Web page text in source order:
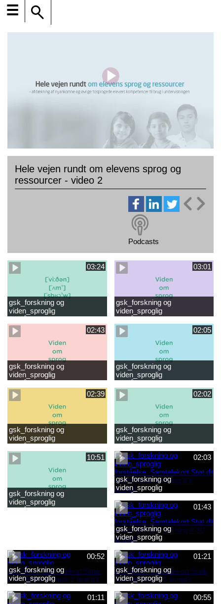
☰
Hele vejen rundt om elevens sprog og
ressourcer - video 2
Podcasts
03:24
gsk_forskning og
viden_sproglig
læsevanskeligheder.mp4
03:01
gsk_forskning og
viden_sproglig
første læsning 6-8 år.mp4
02:43
gsk_forskning og
viden_sproglig
forståelse_Støt dit barns
fortsatte læsning 8-10 år.mp4
02:05
gsk_forskning og
viden_sproglig
forståelse_Snak med dit barn
6 mdr-2 år.mp4
02:39
gsk_forskning og
viden_sproglig
forståelse_Snak med dit barn
2-6 år.mp4
02:02
gsk_forskning og
viden_sproglig
forståelse_Snak med din
baby 0-6 mdr.mp4
10:51
gsk_forskning og
viden_sproglig
forståelse_Barnets sproglige
02:03
gsk_forskning og
viden_sproglig
forståelse_Samtalekort Støt
dit barns første læsning 6-8
år.mp3
01:43
gsk_forskning og
viden_sproglig
forståelse_Samtalekort Støt
dit barns fortsatte læsning 8-
10 år.mp3
00:52
gsk_forskning og
viden_sproglig
forståelse_Samtalekort Snak
med dit barn 6 mdr-2 år.mp3
01:21
gsk_forskning og
viden_sproglig
forståelse_Samtalekort Snak
med dit barn 2-6 år.mp3
01:11
00:55